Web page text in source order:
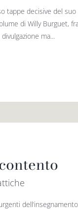
tappe decisive del
di Willy Burguet,
ma...